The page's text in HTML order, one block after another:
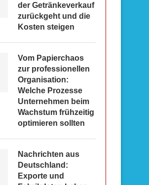
der Getränkeverkauf
zurückgeht und die
Kosten steigen
Vom Papierchaos
zur professionellen
Organisation:
Welche Prozesse
Unternehmen beim
Wachstum frühzeitig
optimieren sollten
Nachrichten aus
Deutschland:
Exporte und